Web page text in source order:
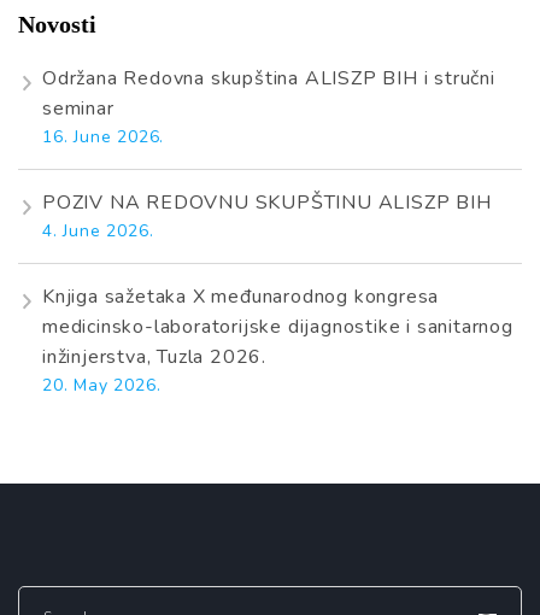
Novosti
Održana Redovna skupština ALISZP BIH i stručni
seminar
16. June 2026.
POZIV NA REDOVNU SKUPŠTINU ALISZP BIH
4. June 2026.
Knjiga sažetaka X međunarodnog kongresa
medicinsko-laboratorijske dijagnostike i sanitarnog
inžinjerstva, Tuzla 2026.
20. May 2026.